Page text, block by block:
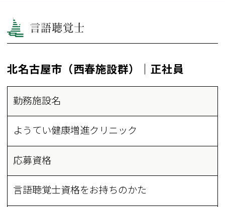
言語聴覚士
北名古屋市（西春施設群）｜正社員
勤務施設名
ようてい健康増進クリニック
応募資格
言語聴覚士資格をお持ちのかた